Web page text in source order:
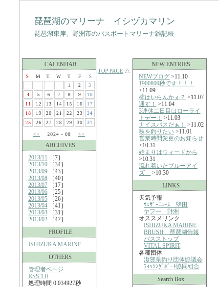
琵琶湖のマリーナ イシヅカマリン
琵琶湖東岸、野洲市のバスボートマリーナ雑記帳
CALENDAR
S M T W T F
S
1
2
3
4
5 6 7 8 9
10
11
12 13 14 15 16
17
18
19 20 21 22 23
24
25
26 27 28 29 30 31
<< 2024 - 08 >>
ARCHIVES
2013/11 ［7］
2013/10 ［34］
2013/09 ［43］
2013/08 ［40］
2013/07 ［17］
2013/06 ［25］
2013/05 ［26］
2013/04 ［41］
2013/03 ［31］
2013/02 ［47］
PROFILE
ISHIZUKA MARINE
OTHERS
管理者ページ
RSS 1.0
処理時間 0.034927秒
TOP PAGE △
NEW ENTRIES
NEWブログ >11.10
1900800秒です！！！
>11.09
柿はいらんかぇ？ >11.07
通す！ >11.04
3連休二日目はローライ
トデー！ >11.03
ナイスバスだぁ！ >11.02
秋を釣りたい >11.01
営業時間変更のお知らせ
>10.31
始まりはウィードから
>10.31
流れ着いたブルーアイ
ズ
>10.30
LINKS
天気予報
ｳｪｻﾞｰﾆｭｰｽ 堅田
ヤフー 野洲
オススメリンク
ISHIZUKA MARINE
BRUSH 琵琶湖情報
バスストップ
VITAL SPIRIT
各種団体
滋賀県釣り団体協議会
ﾌｨｯｼﾝｸﾞﾎﾞｰﾄ協同組合
Search Box